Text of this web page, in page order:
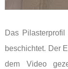
Das
beschichtet. Der
dem Video